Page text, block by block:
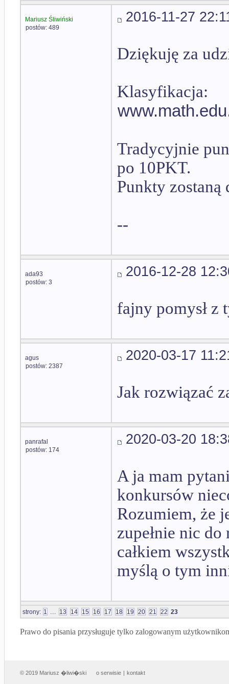
Mariusz Śliwiński
postów: 489
2016-11-27
Dziękuję za
Klasyfikacja:
Tradycyjnie
po 10PKT.
Punkty zostaną
--
ada93
postów: 3
2016-12-28
fajny pomysł z
agus
postów: 2387
2020-03-17
Jak rozwiązać
panrafal
postów: 174
2020-03-20
A ja mam
konkursów
Rozumiem, że
zupełnie nic
całkiem
myślą o tym
strony: 1 ... 13 14 15 16 17 18 19 20 21 22 23
Prawo do pisania przysługuje tylko zalogowanym
© 2019 Mariusz �liwi�ski o serwisie | kontakt